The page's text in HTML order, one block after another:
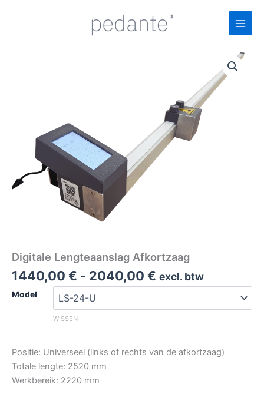
inhoud
Digitale Lengteaanslag Afkortzaag
1440,00 € - 2040,00 € Prijsklasse:
1440,00 €
excl. btw
Model
WISSEN
Positie: Universeel (links of rechts van de afkortzaag)
Totale lengte: 2520 mm
Werkbereik: 2220 mm